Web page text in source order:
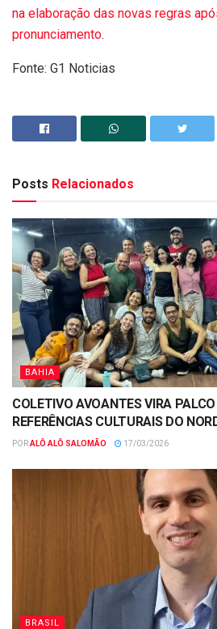
na elaboração das novas regras
pronunciamento.
Fonte: G1 Noticias
Posts Relacionados
BAHIA
COLETIVO AVOANTES VIRA
REFERÊNCIAS CULTURAIS DO
PORALÔ ALÔ SALOMÃO 17/03/2026
BRASIL